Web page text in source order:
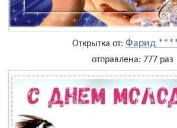
Открытка от: Фарид
отправлена: 777 раз